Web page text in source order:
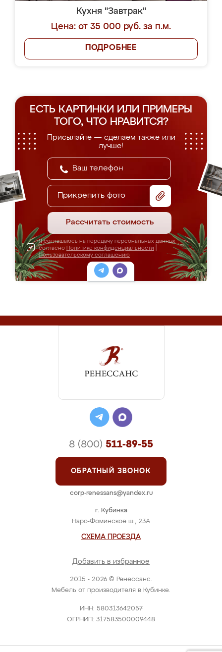
Кухня "Завтрак"
Цена: от 35 000 руб. за п.м.
ПОДРОБНЕЕ
ЕСТЬ КАРТИНКИ ИЛИ ПРИМЕРЫ
ТОГО, ЧТО НРАВИТСЯ?
Присылайте — сделаем также или
лучше!
Прикрепить фото
Рассчитать стоимость
Я соглашаюсь на передачу персональных данных
согласно Политике конфиденциальности
Пользовательскому соглашению
2015 - 2026 © Ренессанс.
Мебель от производителя в Кубинке.
ИНН: 580313642057
ОГРНИП: 317583500009448
г. Кубинка
Наро-Фоминское ш., 23А
СХЕМА ПРОЕЗДА
Добавить в избранное
8 (800) 511-89-55
ОБРАТНЫЙ ЗВОНОК
corp-renessans@yandex.ru